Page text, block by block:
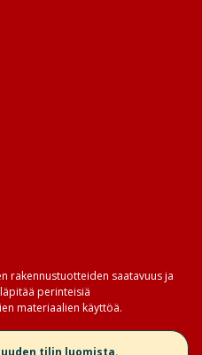
rakennustuotteiden saatavuus ja
perinteisiä
materiaalien käyttöä.
tilin luomista.